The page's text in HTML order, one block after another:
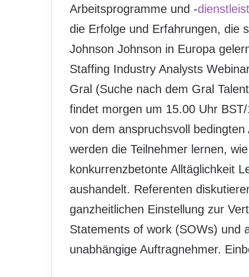
Arbeitsprogramme und -
die Erfolge und Erfahrungen, die
Johnson Johnson in Europa
Staffing Industry Analysts
Gral (Suche nach dem Gral
findet morgen um 15.00 Uhr
von dem anspruchsvoll
werden die Teilnehmer lernen,
konkurrenzbetonte Alltäglichkeit
aushandelt. Referenten
ganzheitlichen Einstellung zur
Statements of work (SOWs) und
unabhängige Auftragnehmer.